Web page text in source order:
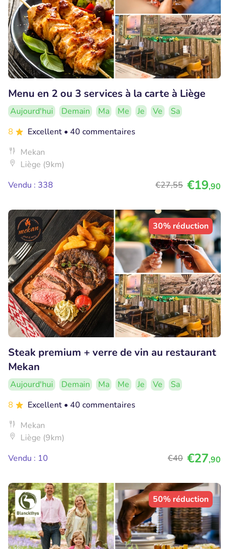
Menu en 2 ou 3 services à la carte à Liège
Aujourd'hui Demain Ma Me Je Ve
Sa
8
Excellent • 40 commentaires
Mekan
Liège (9km)
Vendu : 338
€27,55 €19,90
30% réduction
Steak premium + verre de vin au restaurant
Mekan
Aujourd'hui Demain Ma Me Je Ve
Sa
8
Excellent • 40 commentaires
Mekan
Liège (9km)
Vendu : 10
€40 €27,90
50% réduction